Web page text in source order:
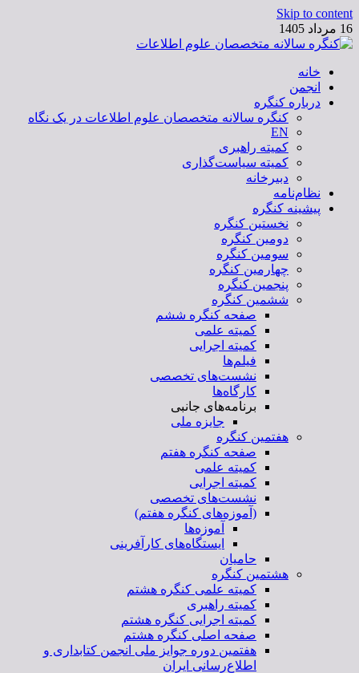
Skip to content
16 مرداد 1405
کنگره سالانه متخصصان علوم اطلاعات
خانه
انجمن
درباره کنگره
کنگره سالانه متخصصان علوم اطلاعات در یک نگاه
EN
کمیته راهبری
کمیته سیاست‌گذاری
دبیرخانه
نظام‌نامه
پیشینه کنگره
نخستین کنگره
دومین کنگره
سومین کنگره
چهارمین کنگره
پنجمین کنگره
ششمین کنگره
صفحه کنگره ششم
کمیته علمی
کمیته اجرایی
فیلم‌ها
نشست‌های تخصصی
کارگاه‌ها
برنامه‌های جانبی
جایزه ملی
هفتمین کنگره
صفحه کنگره هفتم
کمیته علمی
کمیته اجرایی
نشست‌های تخصصی
(آموزه‌های کنگره هفتم)
آموزه‌ها
ایستگاه‌های کارآفرینی
حامیان
هشتمین کنگره
کمیته علمی کنگره هشتم
کمیته راهبری
کمیته اجرایی کنگره هشتم
صفحه اصلی کنگره هشتم
هفتمین دوره جوایز ملی انجمن کتابداری و
اطلاع‌رسانی ایران